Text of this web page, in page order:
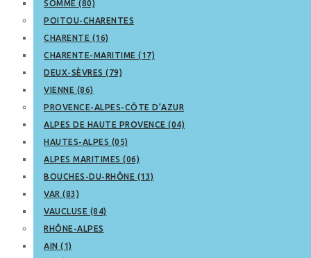
SOMME (80)
POITOU-CHARENTES
CHARENTE (16)
CHARENTE-MARITIME (17)
DEUX-SÈVRES (79)
VIENNE (86)
PROVENCE-ALPES-CÔTE D’AZUR
ALPES DE HAUTE PROVENCE (04)
HAUTES-ALPES (05)
ALPES MARITIMES (06)
BOUCHES-DU-RHÔNE (13)
VAR (83)
VAUCLUSE (84)
RHÔNE-ALPES
AIN (1)